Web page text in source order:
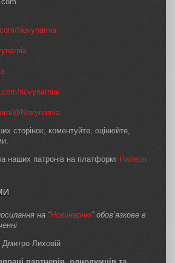
Novynarnia
novynarnia/
@Novynarnia
сторінок, коментуйте, оцінюйте,
наших патронів на платформі Patreon
на “Новинарню” обов’язкове в
Дмитро Лиховій